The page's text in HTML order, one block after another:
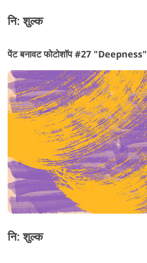
नि: शुल्क
पेंट बनावट फोटोशॉप #27 "Deepness"
नि: शुल्क